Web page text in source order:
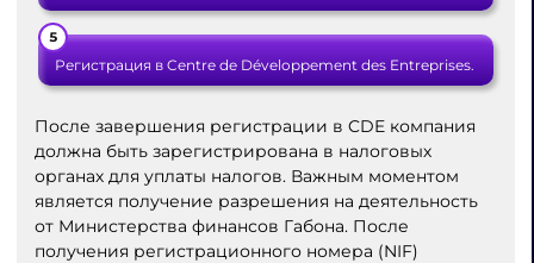
Регистрация в Centre de Développement des Entreprises.
После завершения регистрации в CDE компания
должна быть зарегистрирована в налоговых
органах для уплаты налогов. Важным моментом
является получение разрешения на деятельность
от Министерства финансов Габона. После
получения регистрационного номера (NIF)